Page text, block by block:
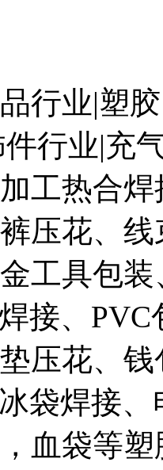
行业|塑
行业|充
工热合
压花、
工具包
接、
压花、
袋焊接
血袋等